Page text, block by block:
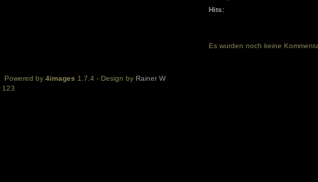
Hits:
Es wurden noch keine
Powered by 4images 1.7.4 - Design by Rainer W
123